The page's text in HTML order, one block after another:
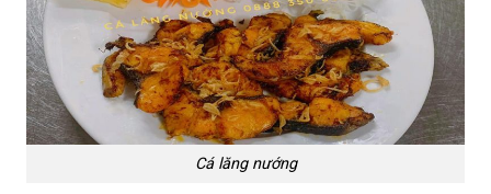
Cá lăng nướng